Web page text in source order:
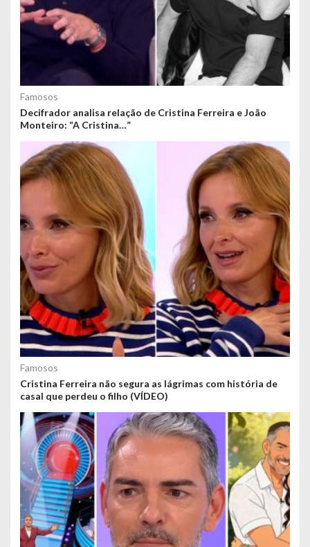
Famosos
Decifrador analisa relação de Cristina Ferreira e João
Monteiro: “A Cristina…”
Famosos
Cristina Ferreira não segura as lágrimas com história de
casal que perdeu o filho (VÍDEO)